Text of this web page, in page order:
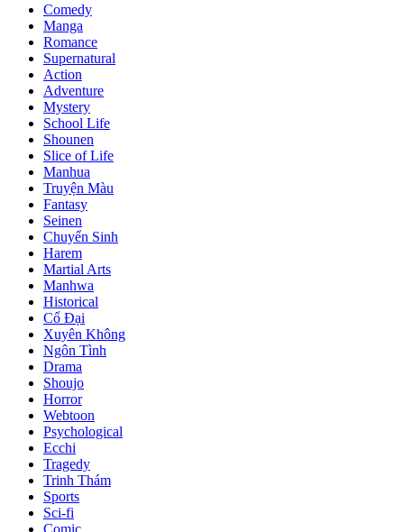
Comedy
Manga
Romance
Supernatural
Action
Adventure
Mystery
School Life
Shounen
Slice of Life
Manhua
Truyện Màu
Fantasy
Seinen
Chuyển Sinh
Harem
Martial Arts
Manhwa
Historical
Cổ Đại
Xuyên Không
Ngôn Tình
Drama
Shoujo
Horror
Webtoon
Psychological
Ecchi
Tragedy
Trinh Thám
Sports
Sci-fi
Comic